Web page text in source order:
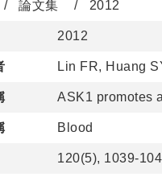
論文集 2012
2012
Lin FR, Huang
ASK1 promotes
Blood
120(5), 1039-